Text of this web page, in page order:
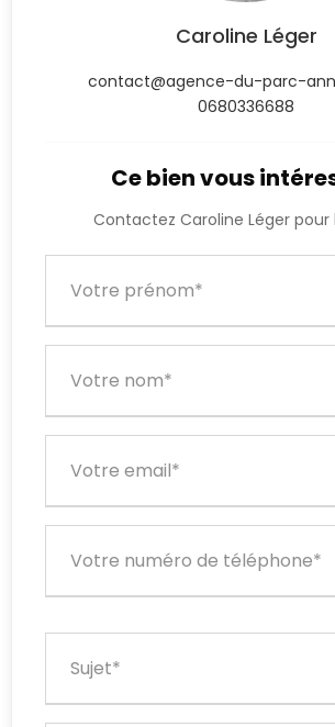
Caroline Léger
contact@agence-du-parc-
0680336688
Ce bien vous
Contactez Caroline Léger pour